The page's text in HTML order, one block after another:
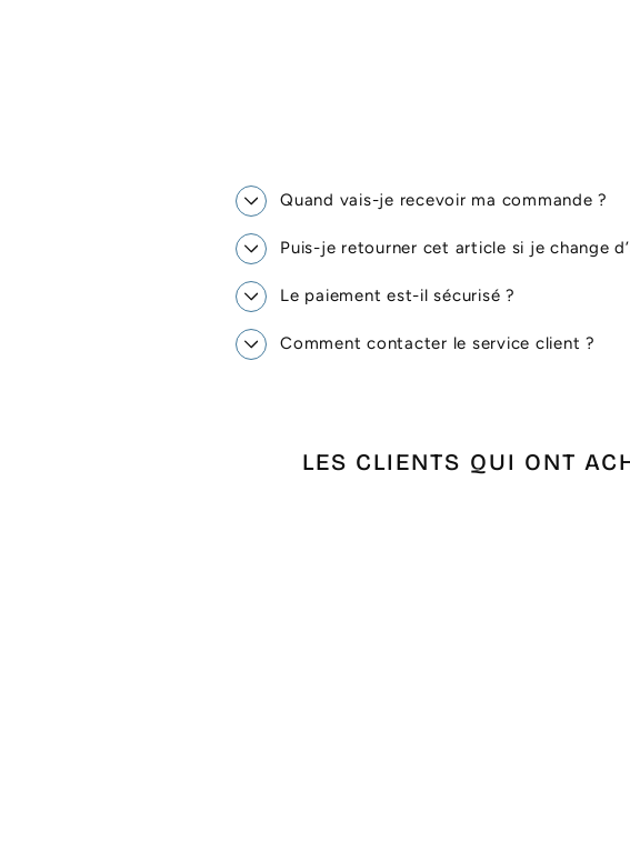
Quand vais-je recevoir ma commande ?
Puis-je retourner cet article si je change
Le paiement est-il sécurisé ?
Comment contacter le service client ?
LES CLIENTS QUI ONT